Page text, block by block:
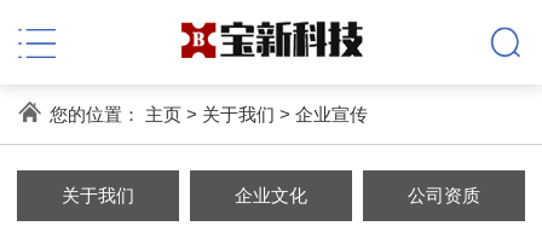
您的位置： 主页> 关于我们 > 企业宣传
关于我们 企业文化 公司资质